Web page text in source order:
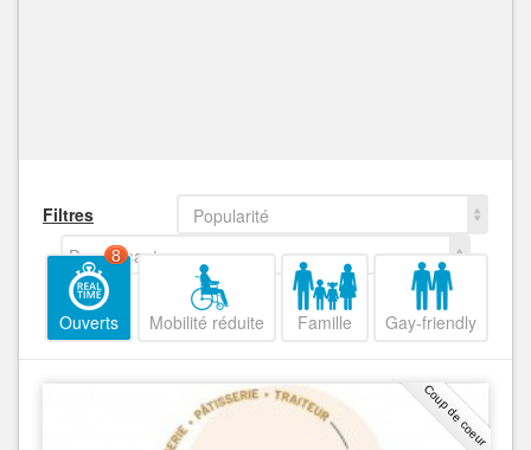
Filtres
Popularité
Decroissant
Ouverts
8
Mobilité réduite Famille Gay-friendly
Coup de coeur